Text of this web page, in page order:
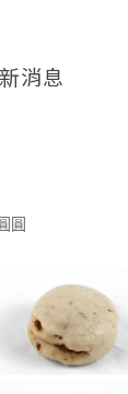
消息
圓